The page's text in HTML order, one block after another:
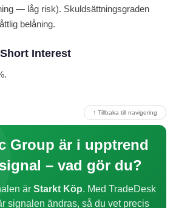
— låg risk). Skuldsättningsgraden
belåning.
Interest
↑ Tillbaka till navigering
Group är i upptrend
– vad gör du?
är Starkt Köp. Med TradeDesk
signalen ändras, så du vet precis